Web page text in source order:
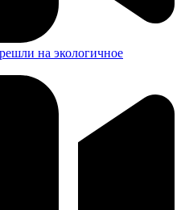
на экологичное